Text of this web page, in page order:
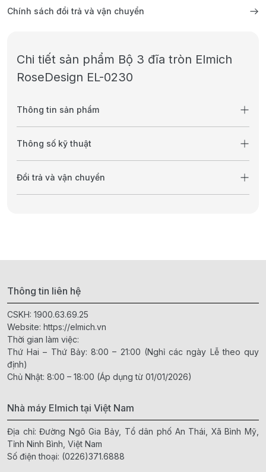
Chính sách đổi trả và vận chuyển
Chi tiết sản phẩm Bộ 3 đĩa tròn Elmich
RoseDesign EL-0230
Thông tin sản phẩm
Thông số kỹ thuật
Đổi trả và vận chuyển
Thông tin liên hệ
CSKH: 1900.63.69.25
Website: https://elmich.vn
Thời gian làm việc:
Thứ Hai – Thứ Bảy: 8:00 – 21:00 (Nghỉ các ngày Lễ theo quy
định)
Chủ Nhật: 8:00 – 18:00 (Áp dụng từ 01/01/2026)
Nhà máy Elmich tại Việt Nam
Địa chỉ: Đường Ngô Gia Bảy, Tổ dân phố An Thái, Xã Bình Mỹ,
Tỉnh Ninh Bình, Việt Nam
Số điện thoại: (0226)371.6888